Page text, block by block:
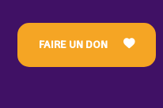
FAIRE UN DON